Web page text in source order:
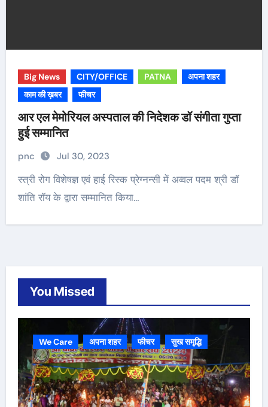
Big News CITY/OFFICE PATNA
अपना शहर
काम की ख़बर
फीचर
आर एल मेमोरियल अस्पताल की निदेशक डॉ संगीता गुप्ता
हुई सम्मानित
pnc Jul 30, 2023
स्त्री रोग विशेषज्ञ एवं हाई रिस्क प्रेग्नन्सी में अव्वल पदम श्री डॉ
शांति रॉय के द्वारा सम्मानित किया…
You Missed
We Care अपना शहर फीचर सुख समृद्धि